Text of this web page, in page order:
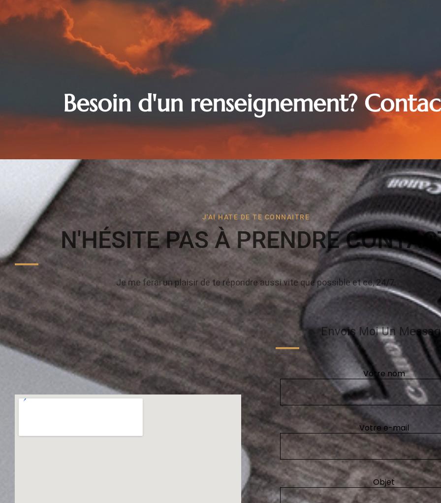
Besoin d'un renseignement?
J'AI HATE DE TE CONNAITRE
N'HÉSITE PAS À PRENDRE
Je me ferai un plaisir de te répondre aussi vite que possible et ce, 24/7.
Envois Moi Un
Votre nom
Votre e-mail
Objet